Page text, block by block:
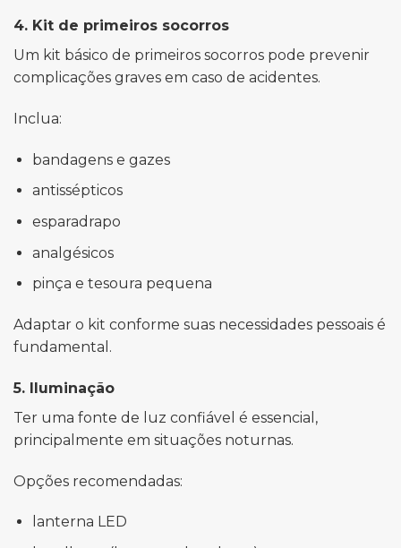
4. Kit de primeiros socorros
Um kit básico de primeiros socorros pode prevenir
complicações graves em caso de acidentes.
Inclua:
bandagens e gazes
antissépticos
esparadrapo
analgésicos
pinça e tesoura pequena
Adaptar o kit conforme suas necessidades pessoais é
fundamental.
5. Iluminação
Ter uma fonte de luz confiável é essencial,
principalmente em situações noturnas.
Opções recomendadas:
lanterna LED